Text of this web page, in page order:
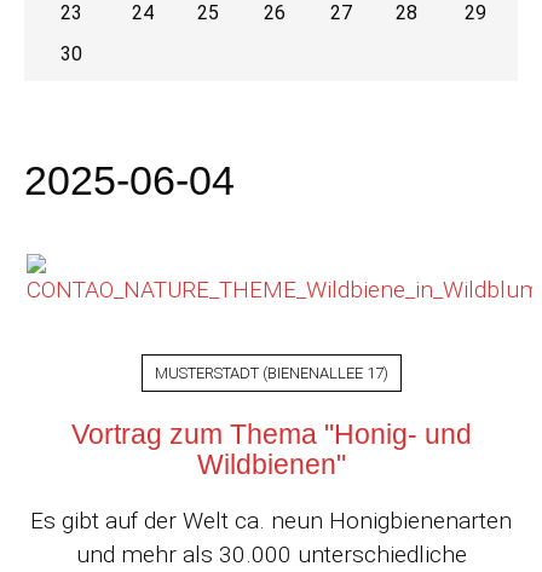
23
24 25 26 27 28
29
30
2025-06-04
MUSTERSTADT(BIENENALLEE 17)
Vortrag zum Thema "Honig- und
Wildbienen"
Es gibt auf der Welt ca. neun Honigbienenarten
und mehr als 30.000 unterschiedliche